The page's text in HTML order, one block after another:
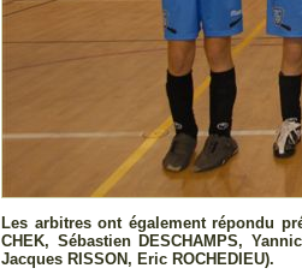
Les arbitres ont également répondu
CHEK, Sébastien DESCHAMPS,
Jacques RISSON, Eric ROCHEDIEU).